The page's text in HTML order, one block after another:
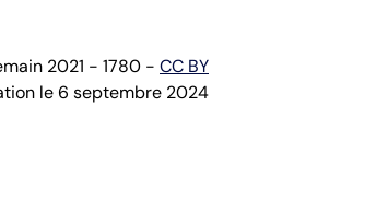
2021 - 1780 - CC BY
le 6 septembre 2024